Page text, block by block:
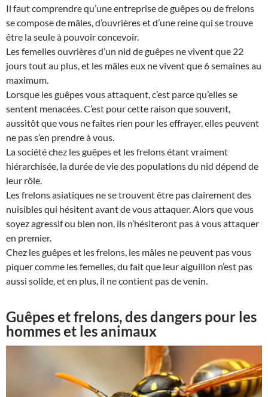
Il faut comprendre qu’une entreprise de guêpes ou de frelons
se compose de mâles, d’ouvrières et d’une reine qui se trouve
être la seule à pouvoir concevoir.
Les femelles ouvrières d’un nid de guêpes ne vivent que 22
jours tout au plus, et les mâles eux ne vivent que 6 semaines au
maximum.
Lorsque les guêpes vous attaquent, c’est parce qu’elles se
sentent menacées. C’est pour cette raison que souvent,
aussitôt que vous ne faites rien pour les effrayer, elles peuvent
ne pas s’en prendre à vous.
La société chez les guêpes et les frelons étant vraiment
hiérarchisée, la durée de vie des populations du nid dépend de
leur rôle.
Les frelons asiatiques ne se trouvent être pas clairement des
nuisibles qui hésitent avant de vous attaquer. Alors que vous
soyez agressif ou bien non, ils n’hésiteront pas à vous attaquer
en premier.
Chez les guêpes et les frelons, les mâles ne peuvent pas vous
piquer comme les femelles, du fait que leur aiguillon n’est pas
aussi solide, et en plus, il ne contient pas de venin.
Guêpes et frelons, des dangers pour les
hommes et les animaux